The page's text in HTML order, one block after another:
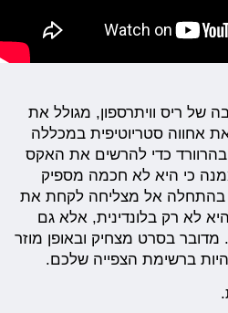
של ריס וויתרספון, מגולל את
אחווה סטריוטיפית במכללה
כדי להרשים את האקס
כי היא לא חכמה מספיק
בהתחלה אל מצליחה לקחת את
לא רק בלונדינית, אלא גם
בסרט מצחיק ובאופן מוזר
ברשימת הצפייה שלכם.